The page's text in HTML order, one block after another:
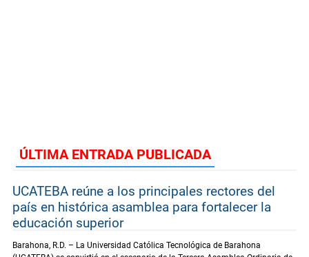
ÚLTIMA ENTRADA PUBLICADA
UCATEBA reúne a los principales rectores del
país en histórica asamblea para fortalecer la
educación superior
Barahona, R.D. – La Universidad Católica Tecnológica de Barahona